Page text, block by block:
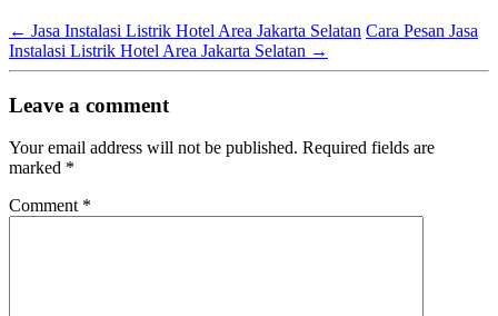
← Jasa Instalasi Listrik Hotel Area Jakarta Selatan Cara Pesan Jasa
Instalasi Listrik Hotel Area Jakarta Selatan →
Leave a comment
Your email address will not be published. Required fields are
marked *
Comment *